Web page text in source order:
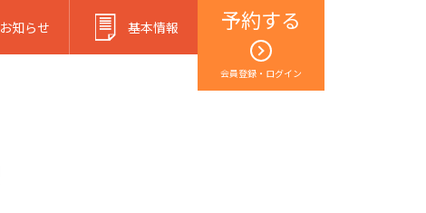
予約する
会員登録・ログイン
お知らせ 基本情報